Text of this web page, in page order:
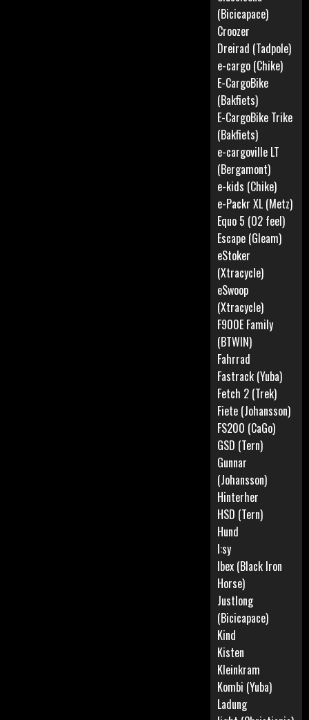
(Bicicapace)
Croozer
Dreirad (Tadpole)
e-cargo (Chike)
E-CargoBike
(Bakfiets)
E-CargoBike Trike
(Bakfiets)
e-cargoville LT
(Bergamont)
e-kids (Chike)
e-Packr XL (Metz)
Equo 5 (O2 feel)
Escape (Gleam)
eStoker
(Xtracycle)
eSwoop
(Xtracycle)
F900E Family
(BTWIN)
Fahrrad
Fastrack (Yuba)
Fetch 2 (Trek)
Fiete (Johansson)
FS200 (CaGo)
GSD (Tern)
Gunnar
(Johansson)
Hinterher
HSD (Tern)
Hund
I:sy
Ibex (Black Iron
Horse)
Justlong
(Bicicapace)
Kind
Kisten
Kleinkram
Kombi (Yuba)
Ladung